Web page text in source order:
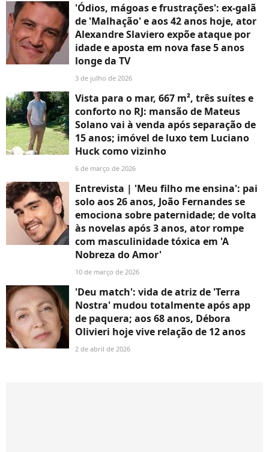
'Ódios, mágoas e frustrações': ex-galã
de 'Malhação' e aos 42 anos hoje, ator
Alexandre Slaviero expõe ataque por
idade e aposta em nova fase 5 anos
longe da TV
3 de julho de 2026
Vista para o mar, 667 m², três suítes e
conforto no RJ: mansão de Mateus
Solano vai à venda após separação de
15 anos; imóvel de luxo tem Luciano
Huck como vizinho
6 de março de 2026
Entrevista | 'Meu filho me ensina': pai
solo aos 26 anos, João Fernandes se
emociona sobre paternidade; de volta
às novelas após 3 anos, ator rompe
com masculinidade tóxica em 'A
Nobreza do Amor'
10 de março de 2026
'Deu match': vida de atriz de 'Terra
Nostra' mudou totalmente após app
de paquera; aos 68 anos, Débora
Olivieri hoje vive relação de 12 anos
2 de abril de 2026